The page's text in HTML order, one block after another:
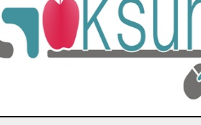
Bertiz’in Yeni Köprüsünde Sona Doğru.